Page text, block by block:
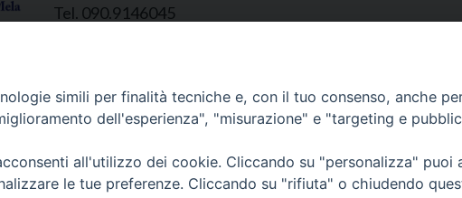
Tel. 090.9146045
Arcidiocesi di Messina Lipari Santa Lucia del Mela - All
simili per finalità tecniche e, con il tuo consenso, anche
dell'esperienza", "misurazione" e "targeting e
all'utilizzo dei cookie. Cliccando su "personalizza" puoi
le tue preferenze. Cliccando su "rifiuta" o chiudendo